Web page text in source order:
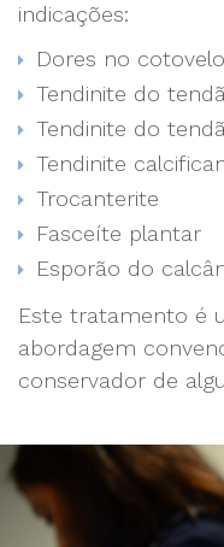
indicações:
Dores no
Tendinite do
Tendinite do
Tendinite
Trocanterite
Fasceíte plantar
Esporão do
Este tratamento é
abordagem
conservador de